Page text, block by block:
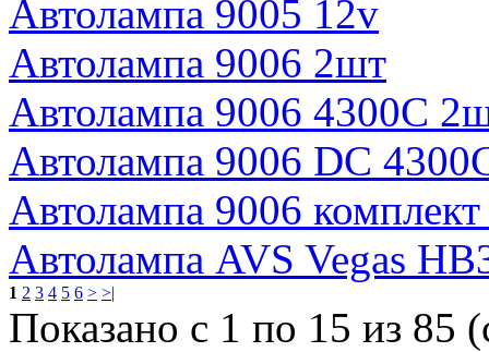
Автолампа 9005 12v
Автолампа 9006 2шт
Автолампа 9006 4300C
Автолампа 9006 DC
Автолампа 9006
Автолампа AVS Vegas
1 2 3 4 5 6 > >|
Показано с 1 по 15 из 85